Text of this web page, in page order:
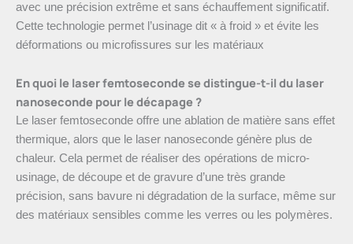
avec une précision extrême et sans échauffement significatif.
Cette technologie permet l’usinage dit « à froid » et évite les
déformations ou microfissures sur les matériaux
En quoi le laser femtoseconde se distingue-t-il du laser
nanoseconde pour le décapage ?
Le laser femtoseconde offre une ablation de matière sans effet
thermique, alors que le laser nanoseconde génère plus de
chaleur. Cela permet de réaliser des opérations de micro-
usinage, de découpe et de gravure d’une très grande
précision, sans bavure ni dégradation de la surface, même sur
des matériaux sensibles comme les verres ou les polymères.